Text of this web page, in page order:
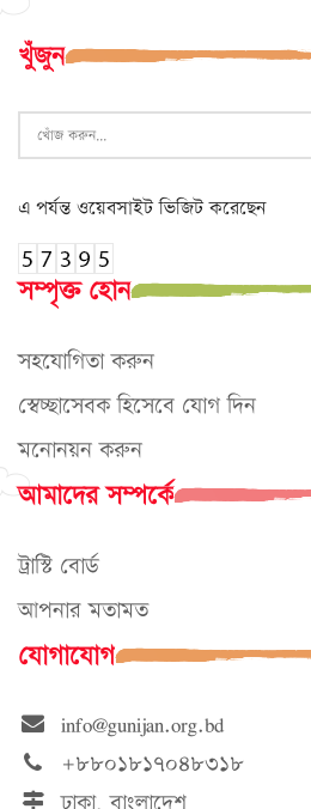
খুঁজুন
এ পর্যন্ত ওয়েবসাইট ভিজিট করেছেন
সম্পৃক্ত হোন
সহযোগিতা করুন
স্বেচ্ছাসেবক হিসেবে যোগ দিন
মনোনয়ন করুন
আমাদের সম্পর্কে
ট্রাস্টি বোর্ড
আপনার মতামত
যোগাযোগ
info@gunijan.org.bd
+৮৮০১৮১৭০৪৮৩১৮